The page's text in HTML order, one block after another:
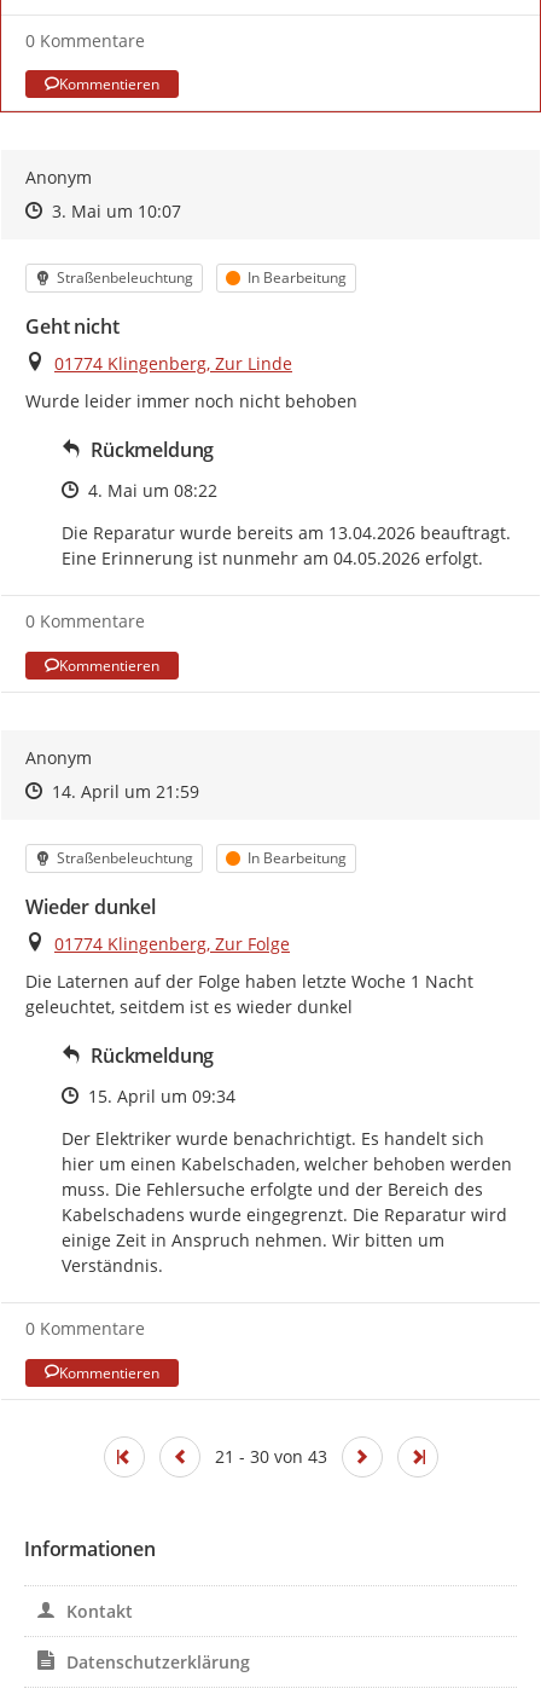
0 Kommentare
Kommentieren
Anonym
Zeitpunkt des Erstellens
Zeitpunkt des Erstellens
3. Mai um 10:07Zur Äußerung
Kategorie
Straßenbeleuchtung Status
In Bearbeitung
Geht nicht
Ort
01774 Klingenberg, Zur Linde
Wurde leider immer noch nicht behoben
Rückmeldung
Zeitpunkt des Erstellens
4. Mai um 08:22
Die Reparatur wurde bereits am 13.04.2026 beauftragt.
Eine Erinnerung ist nunmehr am 04.05.2026 erfolgt.
0 Kommentare
Kommentieren
Anonym
Zeitpunkt des Erstellens
Zeitpunkt des Erstellens
14. April um 21:59Zur Äußerung
Kategorie
Straßenbeleuchtung Status
In Bearbeitung
Wieder dunkel
Ort
01774 Klingenberg, Zur Folge
Die Laternen auf der Folge haben letzte Woche 1 Nacht
geleuchtet, seitdem ist es wieder dunkel
Rückmeldung
Zeitpunkt des Erstellens
15. April um 09:34
Der Elektriker wurde benachrichtigt. Es handelt sich
hier um einen Kabelschaden, welcher behoben werden
muss. Die Fehlersuche erfolgte und der Bereich des
Kabelschadens wurde eingegrenzt. Die Reparatur wird
einige Zeit in Anspruch nehmen. Wir bitten um
Verständnis.
0 Kommentare
Kommentieren
21 - 30 von 43
Informationen
Kontakt
Datenschutzerklärung